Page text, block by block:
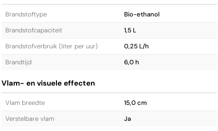
Brandstoftype
Bio-ethanol
Brandstofcapaciteit
1,5 L
Brandstofverbruik (liter per uur)
0,25 L/h
Brandtijd
6,0 h
Vlam- en visuele effecten
Vlam breedte
15,0 cm
Verstelbare vlam
Ja